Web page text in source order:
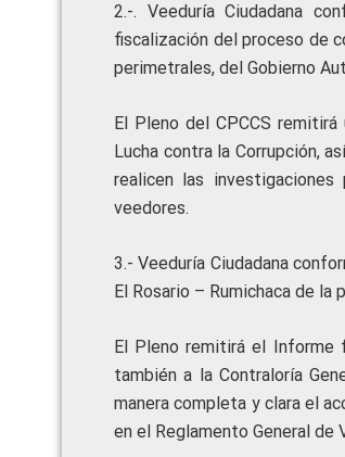
2.-. Veeduría Ciudadana
fiscalización del proceso de
perimetrales, del Gobierno
El Pleno del CPCCS
Lucha contra la Corrupción,
realicen las investigaciones
veedores.
3.- Veeduría Ciudadana
El Rosario – Rumichaca de
El Pleno remitirá el Informe
también a la Contraloría
manera completa y clara el
en el Reglamento General de